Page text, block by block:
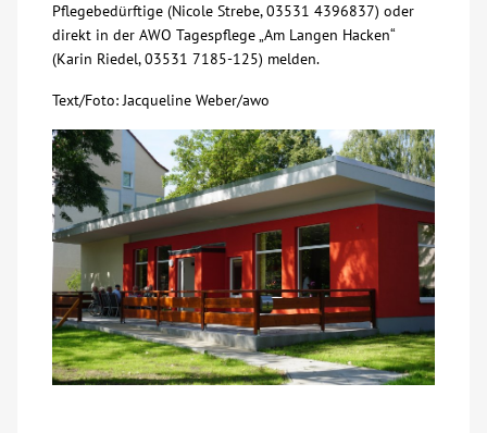
Karriere
Ausbildung
Glossar
Suche
Kontakt
AWO BB Süd
Pflegebedürftige (Nicole Strebe, 03531 4396837) oder
direkt in der AWO Tagespflege „Am Langen Hacken“
(Karin Riedel, 03531 7185-125) melden.
Text/Foto: Jacqueline Weber/awo